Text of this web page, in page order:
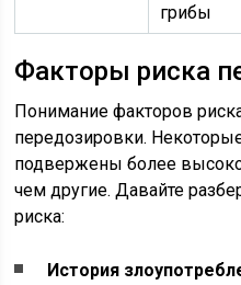
грибы
Факторы риска
Понимание факторов
передозировки.
подвержены более
чем другие. Давайте
риска:
История